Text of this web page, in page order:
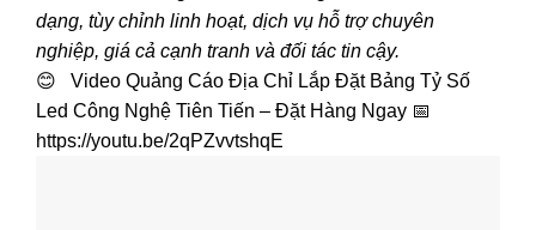
dạng, tùy chỉnh linh hoạt, dịch vụ hỗ trợ chuyên
nghiệp, giá cả cạnh tranh và đối tác tin cậy.
😊 Video Quảng Cáo Địa Chỉ Lắp Đặt Bảng Tỷ Số
Led Công Nghệ Tiên Tiến – Đặt Hàng Ngay 📅
https://youtu.be/2qPZvvtshqE